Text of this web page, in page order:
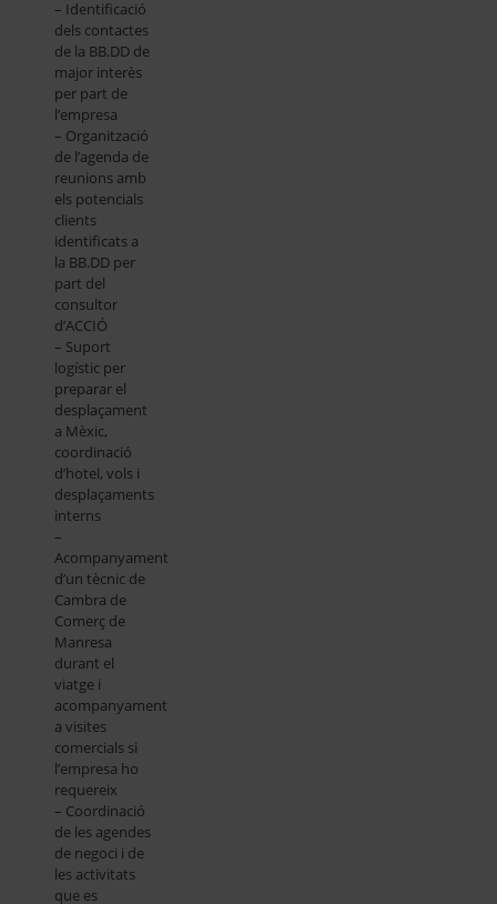
– Identificació
dels contactes
de la BB.DD de
major interès
per part de
l’empresa
– Organització
de l’agenda de
reunions amb
els potencials
clients
identificats a
la BB.DD per
part del
consultor
d’ACCIÓ
– Suport
logístic per
preparar el
desplaçament
a Mèxic,
coordinació
d’hotel, vols i
desplaçaments
interns
–
Acompanyament
d’un tècnic de
Cambra de
Comerç de
Manresa
durant el
viatge i
acompanyament
a visites
comercials si
l’empresa ho
requereix
– Coordinació
de les agendes
de negoci i de
les activitats
que es